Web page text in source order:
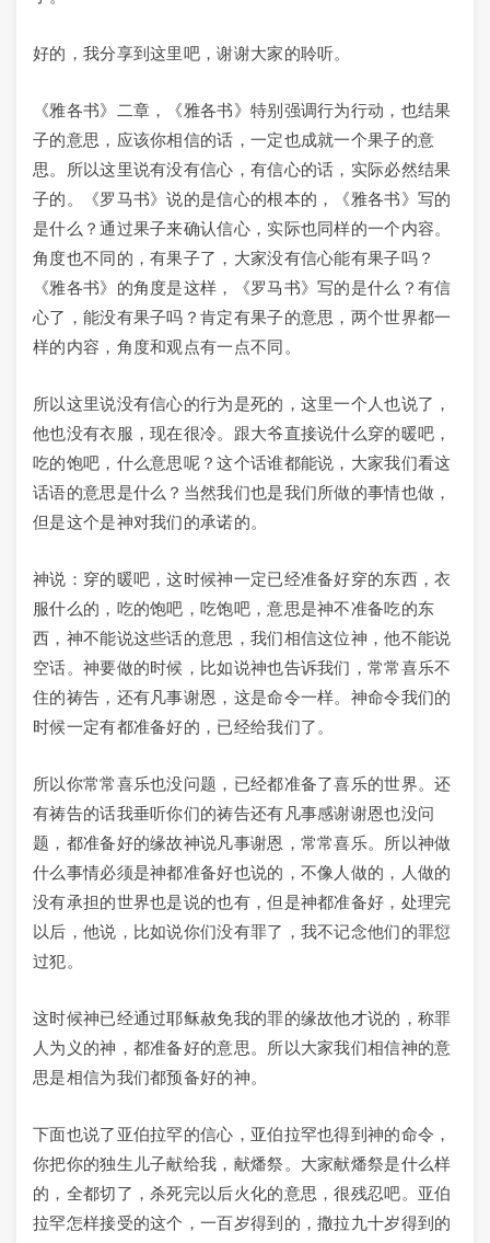
好的，我分享到这里吧，谢谢大家的聆听。
《雅各书》二章，《雅各书》特别强调行为行动，也结果
子的意思，应该你相信的话，一定也成就一个果子的意
思。所以这里说有没有信心，有信心的话，实际必然结果
子的。《罗马书》说的是信心的根本的，《雅各书》写的
是什么？通过果子来确认信心，实际也同样的一个内容。
角度也不同的，有果子了，大家没有信心能有果子吗？
《雅各书》的角度是这样，《罗马书》写的是什么？有信
心了，能没有果子吗？肯定有果子的意思，两个世界都一
样的内容，角度和观点有一点不同。
所以这里说没有信心的行为是死的，这里一个人也说了，
他也没有衣服，现在很冷。跟大爷直接说什么穿的暖吧，
吃的饱吧，什么意思呢？这个话谁都能说，大家我们看这
话语的意思是什么？当然我们也是我们所做的事情也做，
但是这个是神对我们的承诺的。
神说：穿的暖吧，这时候神一定已经准备好穿的东西，衣
服什么的，吃的饱吧，吃饱吧，意思是神不准备吃的东
西，神不能说这些话的意思，我们相信这位神，他不能说
空话。神要做的时候，比如说神也告诉我们，常常喜乐不
住的祷告，还有凡事谢恩，这是命令一样。神命令我们的
时候一定有都准备好的，已经给我们了。
所以你常常喜乐也没问题，已经都准备了喜乐的世界。还
有祷告的话我垂听你们的祷告还有凡事感谢谢恩也没问
题，都准备好的缘故神说凡事谢恩，常常喜乐。所以神做
什么事情必须是神都准备好也说的，不像人做的，人做的
没有承担的世界也是说的也有，但是神都准备好，处理完
以后，他说，比如说你们没有罪了，我不记念他们的罪愆
过犯。
这时候神已经通过耶稣赦免我的罪的缘故他才说的，称罪
人为义的神，都准备好的意思。所以大家我们相信神的意
思是相信为我们都预备好的神。
下面也说了亚伯拉罕的信心，亚伯拉罕也得到神的命令，
你把你的独生儿子献给我，献燔祭。大家献燔祭是什么样
的，全都切了，杀死完以后火化的意思，很残忍吧。亚伯
拉罕怎样接受的这个，一百岁得到的，撒拉九十岁得到的